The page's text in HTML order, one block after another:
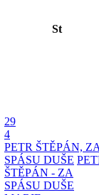
St
29
4
PETR ŠTĚPÁN,
SPÁSU DUŠE
ŠTĚPÁN - ZA
SPÁSU DUŠE